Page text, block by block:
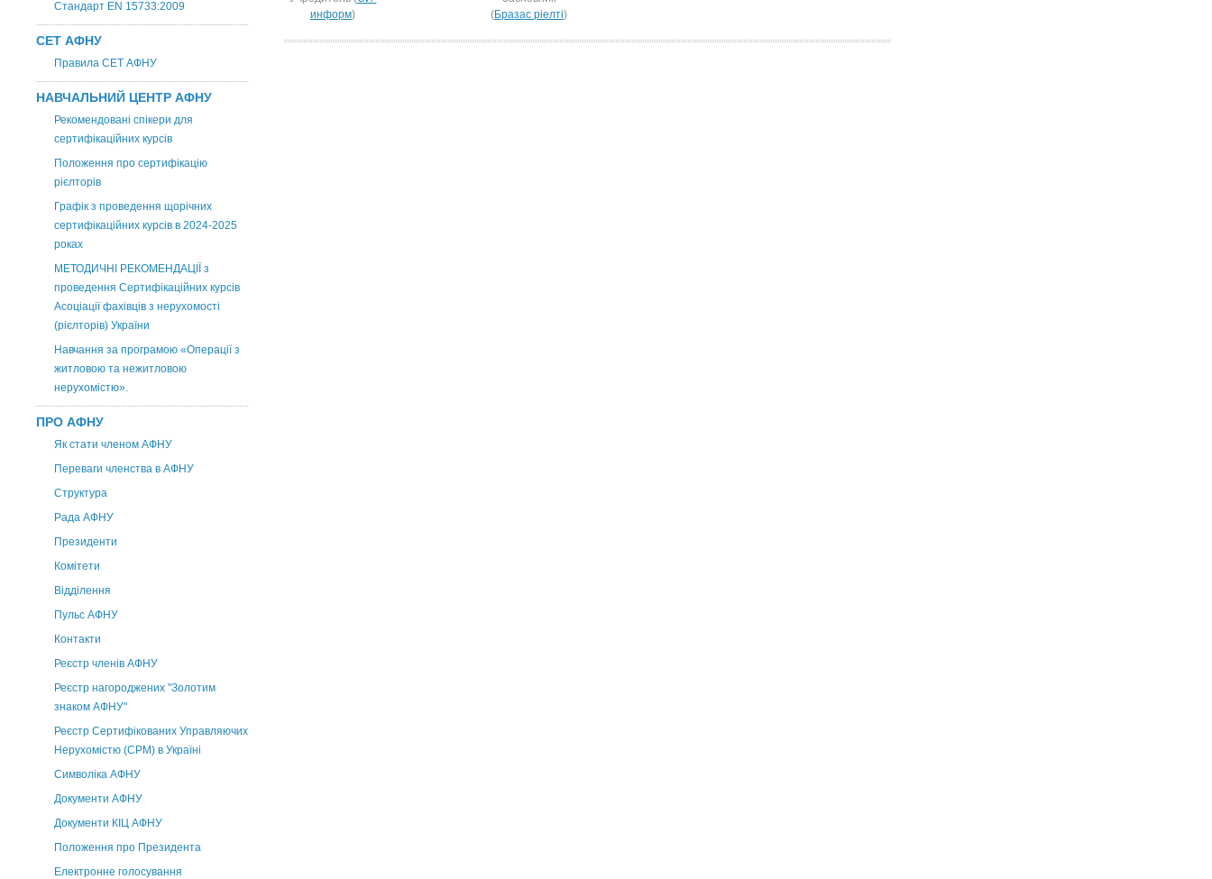
Стандарт EN 15733:2009
СЕТ АФНУ
Правила СЕТ АФНУ
НАВЧАЛЬНИЙ ЦЕНТР АФНУ
Рекомендовані спікери для
сертифікаційних курсів
Положення про сертифікацію
рієлторів
Графік з проведення щорічних
сертифікаційних курсів в 2024-2025
роках
МЕТОДИЧНІ РЕКОМЕНДАЦІЇ з
проведення Сертифікаційних курсів
Асоціації фахівців з нерухомості
(рієлторів) України
Навчання за програмою «Операції з
житловою та нежитловою
нерухомістю».
ПРО АФНУ
Як стати членом АФНУ
Переваги членства в АФНУ
Структура
Рада АФНУ
Президенти
Комітети
Відділення
Пульс АФНУ
Контакти
Реєстр членів АФНУ
Реєстр нагороджених "Золотим
знаком АФНУ"
Реєстр Сертифікованих Управляючих
Нерухомістю (CPM) в Україні
Символіка АФНУ
Документи АФНУ
Документи КІЦ АФНУ
Положення про Президента
Електронне голосування
информ)
(Бразас ріелті)